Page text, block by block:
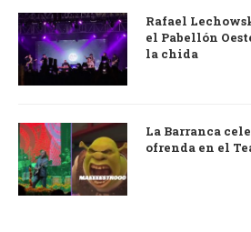
Rafael
el Pabellón
la chida
La Barranca
ofrenda en el